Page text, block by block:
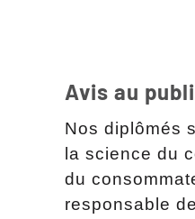
Avis au
Nos diplômés
la science du
du
responsable